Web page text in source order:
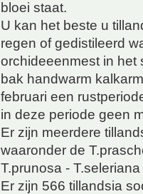
bloei staat.
U kan het beste u
regen of gedistileerd
orchideeenmest in het
bak handwarm
februari een
in deze periode geen
Er zijn meerdere
waaronder de
T.prunosa -
Er zijn 566 tillandsia